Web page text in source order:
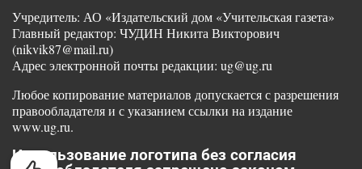
Учредитель: АО «Издательский дом «Учительская газета»
Главный редактор: ЧУДИН Никита Викторович
(nikvik87@mail.ru)
Адрес электронной почты редакции: ug@ug.ru
Любое копирование материалов допускается с разрешения
правообладателя и с указанием ссылки на издание
www.ug.ru.
Использование логотипа без согласия